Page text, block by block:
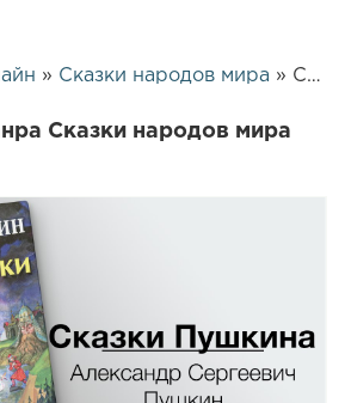
» Сказки народов мира » Страница 72
Сказки народов мира